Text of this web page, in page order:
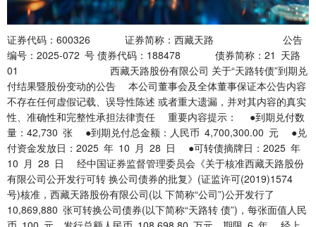
证券代码：600326 证券简称：西藏天路 公告
编号：2025-072 号 债券代码：188478 债券简称：21 天路
01 西藏天路股份有限公司 关于“天路转债”到期兑
付结果暨股份变动的公告 本公司董事会及全体董事保证本公告内容
不存在任何虚假记载、误导性陈述 或者重大遗漏，并对其内容的真实
性、准确性和完整性承担法律责任 重要内容提示： ●到期兑付数
量：42,730 张 ●到期兑付总金额：人民币 4,700,300.00 元 ●兑
付资金发放日：2025 年 10 月 28 日 ●可转债摘牌日：2025 年
10 月 28 日 经中国证券监督管理委员会《关于核准西藏天路股份
有限公司公开发行可转 换公司债券的批复》(证监许可(2019)1574
号)核准，西藏天路股份有限公司(以 下简称“公司”)公开发行了
10,869,880 张可转换公司债券(以下简称“天路转 债”)，每张面值人民